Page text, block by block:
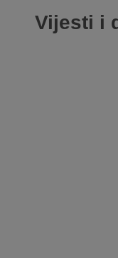
Vijesti i